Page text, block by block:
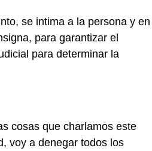
se intima a la persona y en
para garantizar el
para determinar la
cosas que charlamos este
voy a denegar todos los